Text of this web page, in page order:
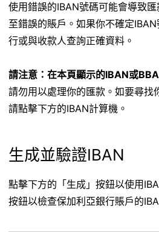
使用錯誤的IBAN號碼可能會導致
至錯誤的賬戶。如果你不確定
行或與收款人查詢正確資料。
請注意：在本頁顯示的IBAN或
請勿用以處理你的匯款。如要尋找
請點擊下方的IBAN計算機。
生成並驗證IBAN
點擊下方的「生成」按鈕以使用
按鈕以檢查保加利亞銀行賬戶的